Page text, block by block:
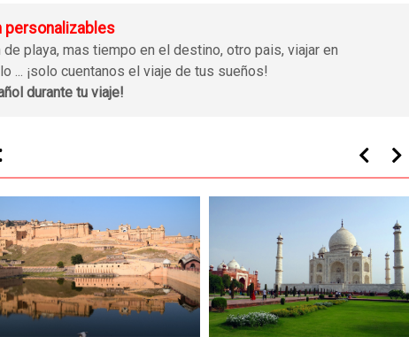
playa, mas tiempo en el destino, otro pais, viajar en
... ¡solo cuentanos el viaje de tus sueños!
durante tu viaje!